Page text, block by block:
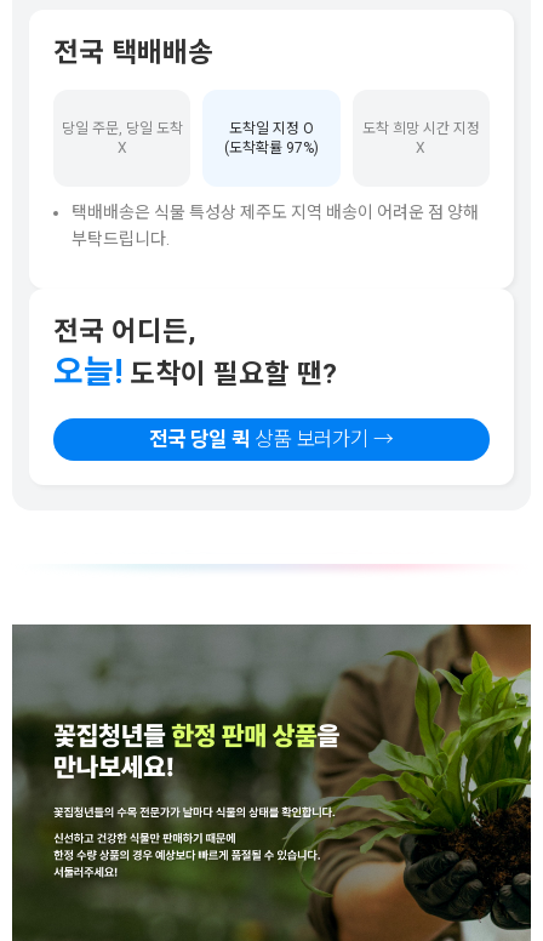
전국 택배배송
당일 주문, 당일 도착
X
도착일 지정 O
(도착확률 97%)
도착 희망 시간 지정
X
택배배송은 식물 특성상 제주도 지역 배송이 어려운 점 양해
부탁드립니다.
전국 어디든,
오늘! 도착이 필요할 땐?
전국 당일 퀵 상품 보러가기 →